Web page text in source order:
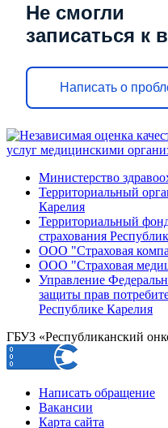
Не смогли
записаться к
Написать о
Министерство
Территориальный
Карелия
Территориальный
страхования
ООО "Страховая
ООО "Страховая
Управление
защиты прав
Республике Карелия
ГБУЗ «Республиканский
Написать обращение
Вакансии
Карта сайта